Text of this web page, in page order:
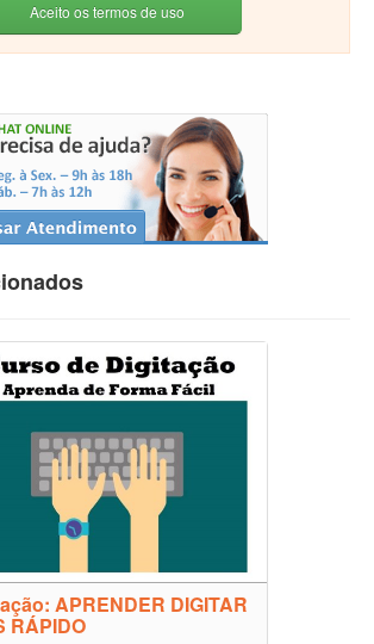
Aceito os termos de uso
APRENDER DIGITAR
RÁPIDO